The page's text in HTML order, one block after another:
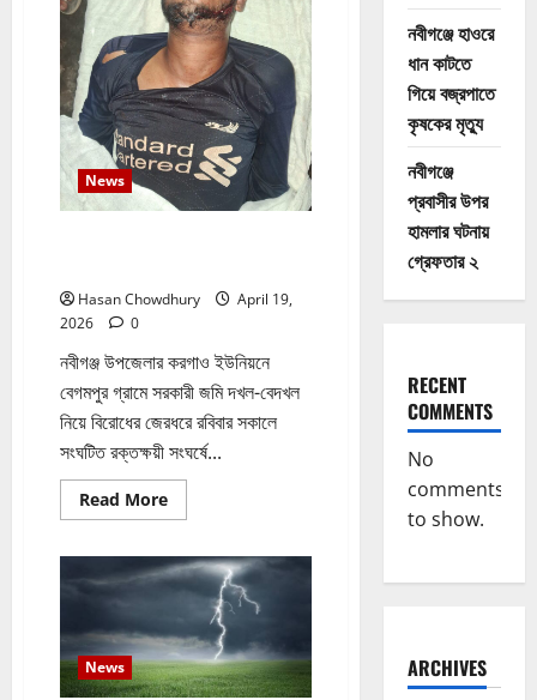
News
Hasan Chowdhury
April 19,
2026
0
নবীগঞ্জ উপজেলার করগাও ইউনিয়নে
বেগমপুর গ্রামে সরকারী জমি দখল-বেদখল
নিয়ে বিরোধের জেরধরে রবিবার সকালে
সংঘটিত রক্তক্ষয়ী সংঘর্ষে...
Read MoreRead
more
জমি
নিয়ে
সংঘর্ষ
আহত
২০
News
নবীগঞ্জে হাওরে
ধান কাটতে
গিয়ে বজ্রপাতে
কৃষকের মৃত্যু
নবীগঞ্জে
প্রবাসীর উপর
হামলার ঘটনায়
গ্রেফতার ২
RECENT
COMMENTS
No
comments
to show.
ARCHIVES